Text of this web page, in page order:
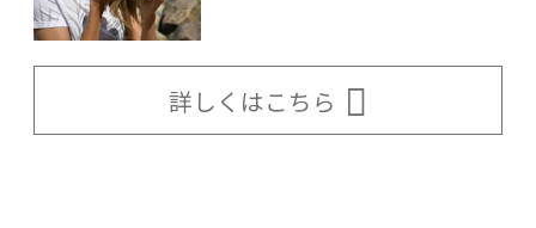
詳しくはこちら